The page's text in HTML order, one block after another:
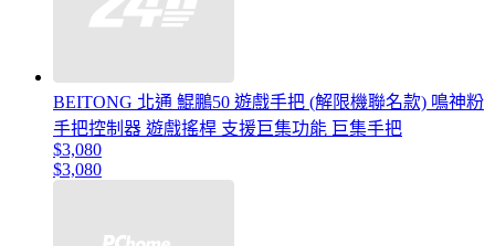
BEITONG 北通 鯤鵬50 遊戲手把 (解限機聯名款) 鳴神粉
手把控制器 遊戲搖桿 支援巨集功能 巨集手把
$3,080
$3,080